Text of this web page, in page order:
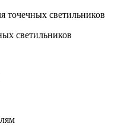
светильников